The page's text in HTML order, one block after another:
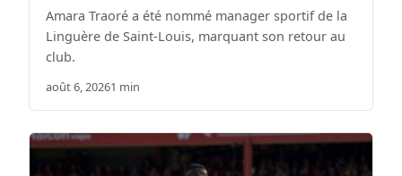
Amara Traoré a été nommé manager sportif de la
Linguère de Saint-Louis, marquant son retour au
club.
août 6, 20261 min